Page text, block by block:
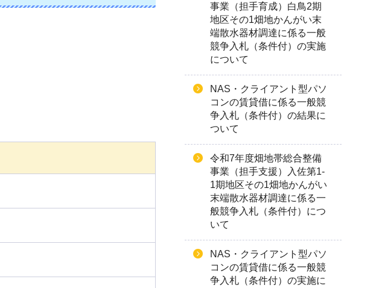
事業（担手育成）白鳥2期
地区その1畑地かんがい末
端散水器材調達に係る一般
競争入札（条件付）の実施
について
NAS・クライアント型パソ
コンの賃貸借に係る一般競
争入札（条件付）の結果に
ついて
令和7年度畑地帯総合整備
事業（担手支援）入佐第1-
1期地区その1畑地かんがい
末端散水器材調達に係る一
般競争入札（条件付）につ
いて
NAS・クライアント型パソ
コンの賃貸借に係る一般競
争入札（条件付）の実施に